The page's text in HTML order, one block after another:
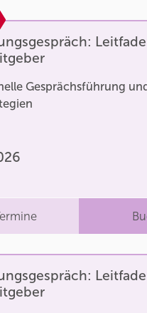
Gesprächsführung